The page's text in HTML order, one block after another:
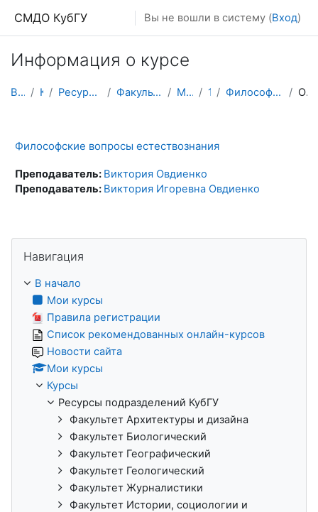
СМДО КубГУ Вы не вошли в систему (Вход)
Информация о курсе
В начало Курсы Ресурсы подразделений КубГУ Факультет Физико-технический Магистратура 1 курс Философские вопросы естествознания Описание
Философские вопросы естествознания
Преподаватель: Виктория Овдиенко
Преподаватель: Виктория Игоревна Овдиенко
Навигация
В начало
Мои курсы
Правила регистрации
Список рекомендованных онлайн-курсов
Новости сайта
Мои курсы
Курсы
Ресурсы подразделений КубГУ
Факультет Архитектуры и дизайна
Факультет Биологический
Факультет Географический
Факультет Геологический
Факультет Журналистики
Факультет Истории, социологии и